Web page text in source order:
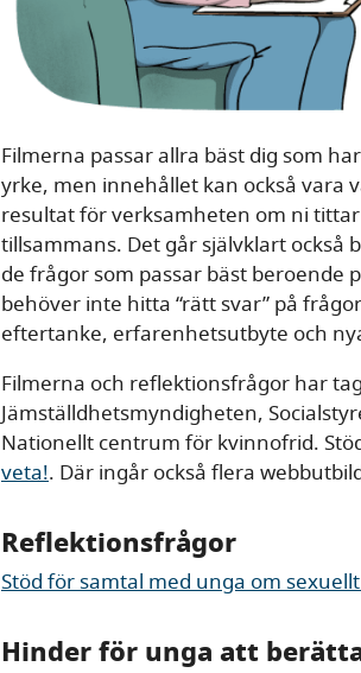
Filmerna passar allra bäst dig som
yrke, men innehållet kan också vara
resultat för verksamheten om ni
tillsammans. Det går självklart också
de frågor som passar bäst beroende
behöver inte hitta “rätt svar” på
eftertanke, erfarenhetsutbyte och
Filmerna och reflektionsfrågor har
Jämställdhetsmyndigheten,
Nationellt centrum för kvinnofrid.
veta!. Där ingår också flera
Reflektionsfrågor
Stöd för samtal med unga om
Hinder för unga att